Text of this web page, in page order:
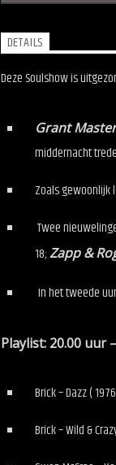
DETAILS
Deze Soulshow is
Grant
middernacht
Zoals gewoonlijk
Twee
18;Zapp &
In het tweede
Playlist: 20.00
Brick – Dazz (
Brick – Wild &